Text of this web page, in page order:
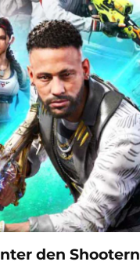
den Shootern